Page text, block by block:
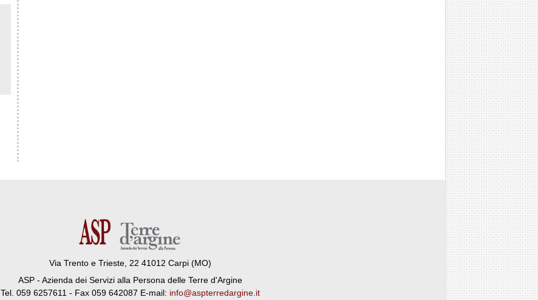
Via Trento e Trieste, 22 41012 Carpi (MO)
ASP - Azienda dei Servizi alla Persona delle Terre d'Argine
Tel. 059 6257611 - Fax 059 642087 E-mail: info@aspterredargine.it